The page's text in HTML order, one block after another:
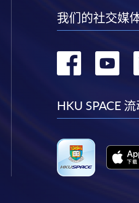
我们的社交媒
转
HKU SPACE